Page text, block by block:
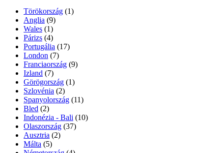
Törökország (1)
Anglia (9)
Wales (1)
Párizs (4)
Portugália (17)
London (7)
Franciaország (9)
Izland (7)
Görögország (1)
Szlovénia (2)
Spanyolország (11)
Bled (2)
Indonézia - Bali (10)
Olaszország (37)
Ausztria (2)
Málta (5)